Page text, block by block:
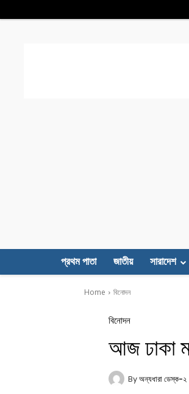
প্রথম পাতা জাতীয় সারাদেশ
Home বিনোদন
বিনোদন
আজ ঢাকা
By অন্যধারা ডেস্ক-২